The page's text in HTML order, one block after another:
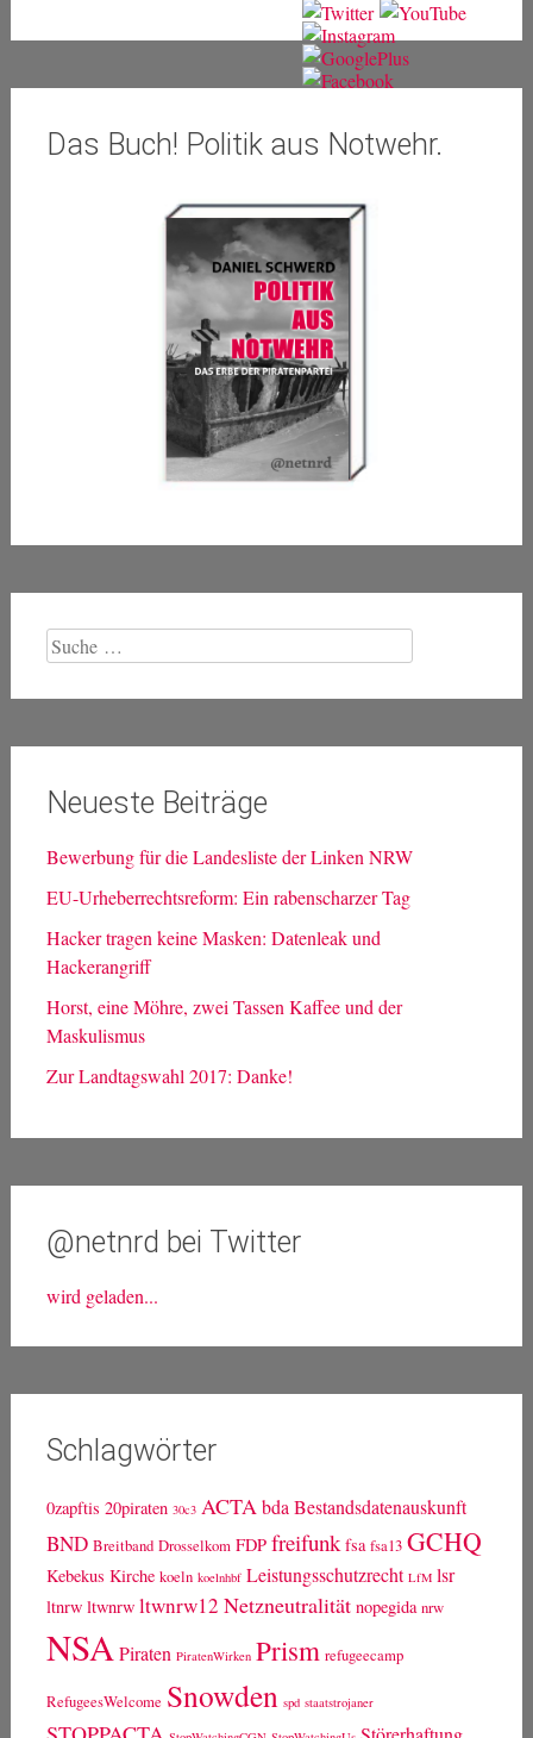
Das Buch! Politik aus Notwehr.
Suche
nach:
Neueste Beiträge
Bewerbung für die Landesliste der Linken NRW
EU-Urheberrechtsreform: Ein rabenscharzer Tag
Hacker tragen keine Masken: Datenleak und
Hackerangriff
Horst, eine Möhre, zwei Tassen Kaffee und der
Maskulismus
Zur Landtagswahl 2017: Danke!
@netnrd bei Twitter
wird geladen...
Schlagwörter
0zapftis 20piraten 30c3 ACTA bda Bestandsdatenauskunft
BND Breitband Drosselkom FDP freifunk fsa fsa13 GCHQ
Kebekus Kirche koeln koelnhbf Leistungsschutzrecht LfM lsr
ltnrw ltwnrw ltwnrw12 Netzneutralität nopegida nrw
NSA Piraten PiratenWirken Prism refugeecamp
RefugeesWelcome Snowden spd staatstrojaner